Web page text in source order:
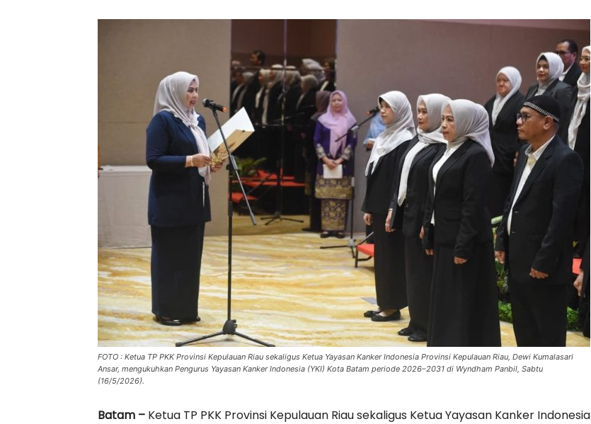
FOTO : Ketua TP PKK Provinsi Kepulauan Riau sekaligus Ketua Yayasan Kanker Indonesia Provinsi Kepulauan Riau, Dewi Kumalasari
Ansar, mengukuhkan Pengurus Yayasan Kanker Indonesia (YKI) Kota Batam periode 2026–2031 di Wyndham Panbil, Sabtu
(16/5/2026).
Batam – Ketua TP PKK Provinsi Kepulauan Riau sekaligus Ketua Yayasan Kanker Indonesia